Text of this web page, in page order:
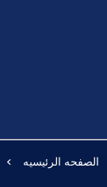
الصفحه الرئيسيه